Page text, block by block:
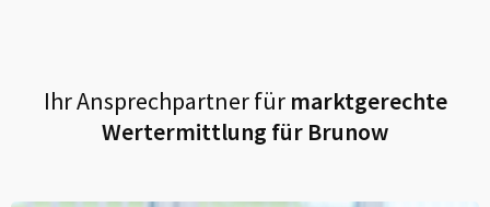
Ihr Ansprechpartner fürmarktgerechte
Wertermittlung für Brunow